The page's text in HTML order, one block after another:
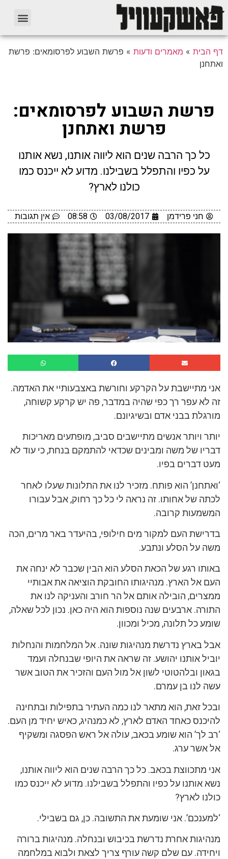
דף הבית » מאמרים ודעות » פרשת השבוע לפרסומאים: פרשת
ואתחנן
פרשת השבוע לפרסומאים:
פרשת ואתחנן
כל כך הרבה שנים הוא ליווה אותנו, נשא אותנו
על כפיו והתפלל בשבילנו. מדוע לא ייכנס כמו
כולנו לארץ?
חני פרידמן 03/08/2017
08:58 אין תגובות
אני מתיישבת על הקרקע וחורשת באצבעותיי את האדמה.
זה לא עפר רך כפי שהיה במדבר, פה יש קרקע קשוחה,
מורגלת בבני אדם ובשיגיונם.
יותר ויותר אנשים מתיישבים סביב, מופתעים מאריכות
דבריו של משה ומבינים שכדאי להתמקם בנחת, כי עוד לא
מעט דברים בפיו.
‘ואתחנן’ הוא פותח. מזכיר לנו את התלונות שעלו לאחר
לכתה של אחותו. זה נראה לי כל כך רחוק, אבל עבורו
המשמעות קרובה.
בדרישת העם למקור מים חילופי, בהיעדר באר מרים, הכה
משה על הסלע ונתבע.
באותו רגע של הכאת הסלע הוא הבין שכבר לא ינחה את
העם אל הארץ. מנהיגותו החובקת הוציאה את אבותיי
ממצרים, הובילה אותם אל הר חורב והעניקה לנו את
התורה. ארבעים שנה נוספות הוא היה כאן. נכון לכל שאלה,
שומע כל תלונה, מכיל ומכוון.
אבל בארץ נדרשת מנהיגות שונה. אל המלחמות והנחלות
יוביל אותנו יהושע. זה שראה את היופי שבנחלה ועמד
בגאון ובלהטוטי לשון אל מול העם והזכיר את הטוב אשר
עשה לנו בן עמרם.
ובכל זאת, הוא מתאר לנו כמה העתיר בתפילות ובתחינה
להיכנס כאחד האדם לארץ, לא כמנהיג, כאיש יחיד מן העם.
‘רב לך’ הוא שומע בכאב, עולה אל ראש הפסגה ומשקיף
אל אשר ערג.
אני מתכווצת בכאב. כל כך הרבה שנים הוא ליווה אותנו,
נשא אותנו על כפיו והתפלל בשבילנו. מדוע לא ייכנס כמו
כולנו לארץ?
‘למענכם’. אני שומעת את התשובה. כן, גם בשבילי.
מנהיגות אחרת נדרשת בכיבוש ובנחלה. מנהיגות ברורה
ויחידה. עם שלם קשה עורף צריך לצאת ולבוא במלחמה